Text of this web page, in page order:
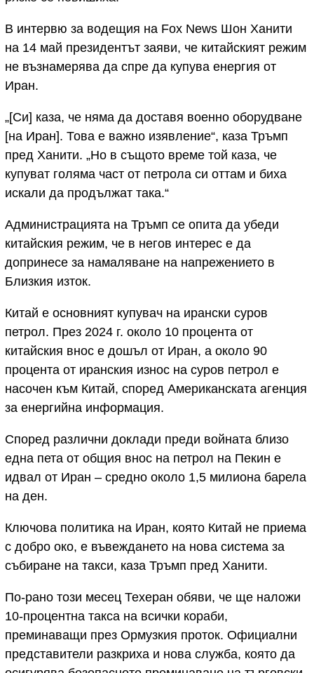
В интервю за водещия на Fox News Шон Ханити
на 14 май президентът заяви, че китайският режим
не възнамерява да спре да купува енергия от
Иран.
„[Си] каза, че няма да доставя военно оборудване
[на Иран]. Това е важно изявление“, каза Тръмп
пред Ханити. „Но в същото време той каза, че
купуват голяма част от петрола си оттам и биха
искали да продължат така.“
Администрацията на Тръмп се опита да убеди
китайския режим, че в негов интерес е да
допринесе за намаляване на напрежението в
Близкия изток.
Китай е основният купувач на ирански суров
петрол. През 2024 г. около 10 процента от
китайския внос е дошъл от Иран, а около 90
процента от иранския износ на суров петрол е
насочен към Китай, според Американската агенция
за енергийна информация.
Според различни доклади преди войната близо
една пета от общия внос на петрол на Пекин е
идвал от Иран – средно около 1,5 милиона барела
на ден.
Ключова политика на Иран, която Китай не приема
с добро око, е въвеждането на нова система за
събиране на такси, каза Тръмп пред Ханити.
По-рано този месец Техеран обяви, че ще наложи
10-процентна такса на всички кораби,
преминаващи през Ормузкия проток. Официални
представители разкриха и нова служба, която да